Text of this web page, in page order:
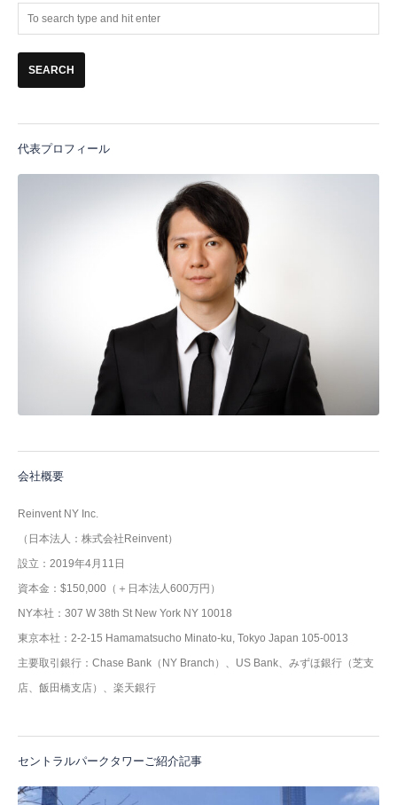
代表プロフィール
会社概要
Reinvent NY Inc.
（日本法人：株式会社Reinvent）
設立：2019年4月11日
資本金：$150,000（＋日本法人600万円）
NY本社：307 W 38th St New York NY 10018
東京本社：2-2-15 Hamamatsucho Minato-ku, Tokyo Japan 105-0013
主要取引銀行：Chase Bank（NY Branch）、US Bank、みずほ銀行（芝支
店、飯田橋支店）、楽天銀行
セントラルパークタワーご紹介記事